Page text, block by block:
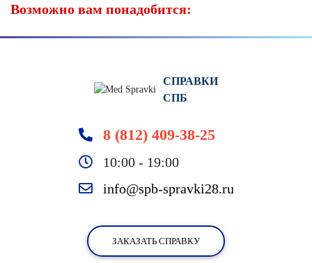
Возможно вам понадобится:
СПРАВКИ
СПБ
8 (812) 409-38-25
10:00 - 19:00
info@spb-spravki28.ru
ЗАКАЗАТЬ СПРАВКУ